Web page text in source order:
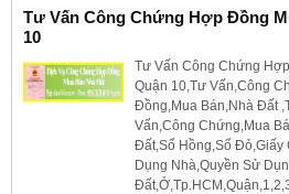
Tư Vấn Công Chứng Hợp Đồng
10
Tư Vấn Công Chứng
Quận 10,Tư Vấn,Công
Đồng,Mua Bán,Nhà Đất
Vấn,Công Chứng,Mua
Đất,Sổ Hồng,Sổ Đỏ,Giấy
Dụng Nhà,Quyền Sử